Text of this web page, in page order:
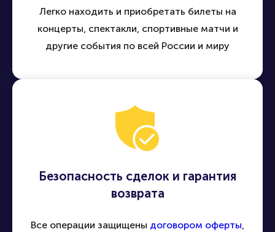
Легко находить и приобретать билеты на
концерты, спектакли, спортивные матчи и
другие события по всей России и миру
Безопасность сделок и гарантия
возврата
Все операции защищены договором оферты,